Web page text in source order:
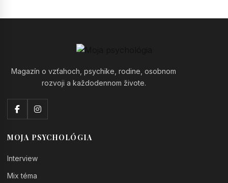
Magazín o vzťahoch, psychike, rodine, osobnom
rozvoji a každodennom živote.
MOJA PSYCHOLÓGIA
Interview
Mix téma